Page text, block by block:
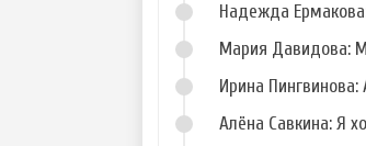
Фото Данила
Романова
Надежда
Мария Давидова:
Ирина
Алёна Савкина: Я